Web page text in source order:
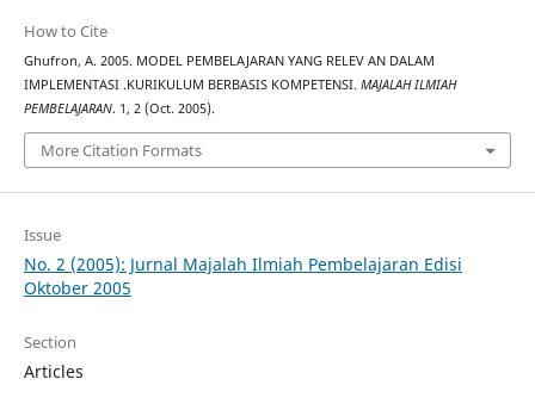
How to Cite
Ghufron, A. 2005. MODEL PEMBELAJARAN YANG RELEV AN DALAM
IMPLEMENTASI .KURIKULUM BERBASIS KOMPETENSI. MAJALAH ILMIAH
PEMBELAJARAN. 1, 2 (Oct. 2005).
More Citation Formats
Issue
No. 2 (2005): Jurnal Majalah Ilmiah Pembelajaran Edisi
Oktober 2005
Section
Articles